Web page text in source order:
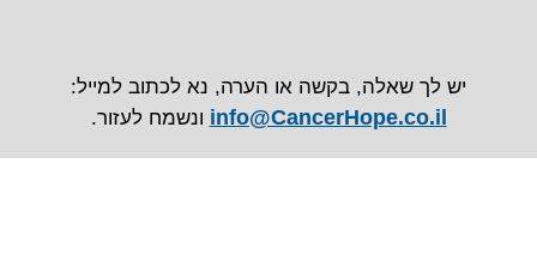
יש לך שאלה, בקשה או הערה, נא לכתוב למייל:
info@CancerHope.co.ilונשמח לעזור.